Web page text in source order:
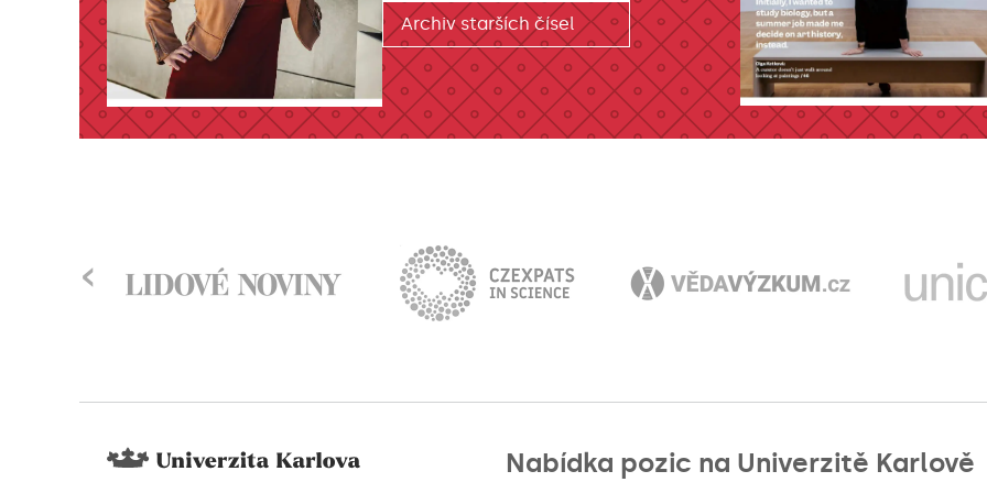
Archiv starších čísel
‹
Nabídka pozic na Univerzitě Karlově